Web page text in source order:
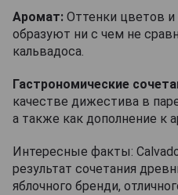
Аромат: Оттенки цветов
образуют ни с чем не
кальвадоса.
Гастрономические
качестве дижестива в
а также как дополнение к
Интересные факты:
результат сочетания
яблочного бренди,